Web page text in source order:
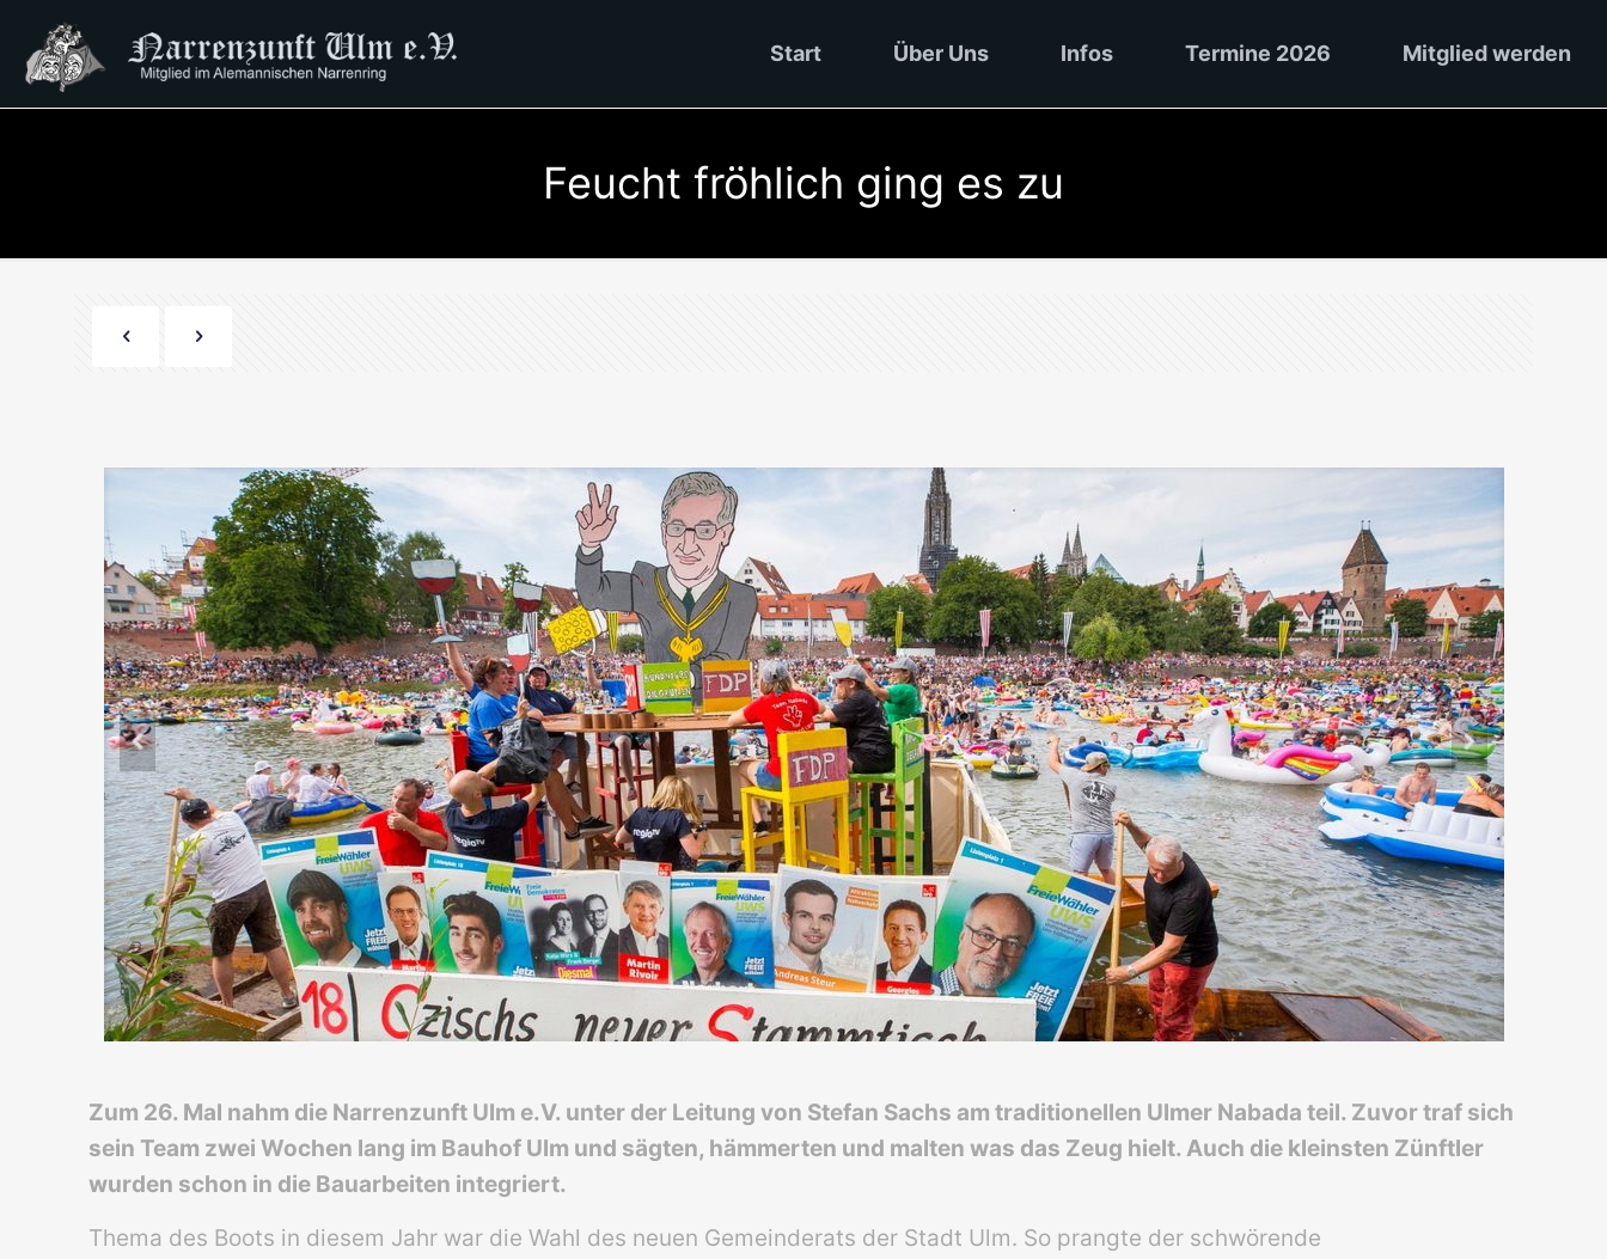
Start Über Uns Infos Termine 2026 Mitglied werden
Feucht fröhlich ging es zu
Zum 26. Mal nahm die Narrenzunft Ulm e.V. unter der Leitung von Stefan Sachs am traditionellen Ulmer Nabada teil. Zuvor traf sich
sein Team zwei Wochen lang im Bauhof Ulm und sägten, hämmerten und malten was das Zeug hielt. Auch die kleinsten Zünftler
wurden schon in die Bauarbeiten integriert.
Thema des Boots in diesem Jahr war die Wahl des neuen Gemeinderats der Stadt Ulm. So prangte der schwörende